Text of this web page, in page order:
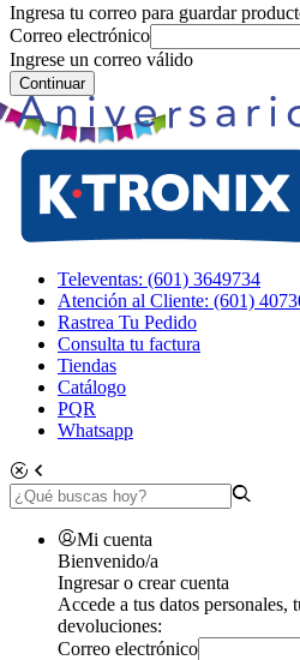
Ingresa tu correo para guardar
Correo electrónico
Ingrese un correo válido
Continuar
Televentas: (601) 3649734
Atención al Cliente: (601)
Rastrea Tu Pedido
Consulta tu factura
Tiendas
Catálogo
PQR
Whatsapp
Mi cuenta
Bienvenido/a
Ingresar o crear cuenta
Accede a tus datos personales,
devoluciones:
Correo electrónico